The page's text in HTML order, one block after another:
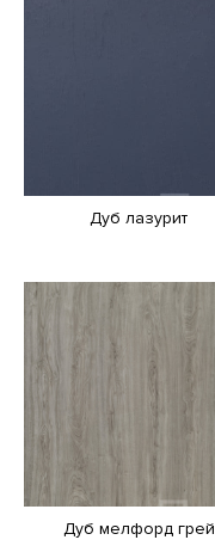
Дуб лазурит
Дуб мелфорд грей